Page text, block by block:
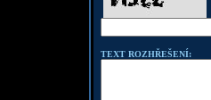
TEXT ROZHŘEŠENÍ: